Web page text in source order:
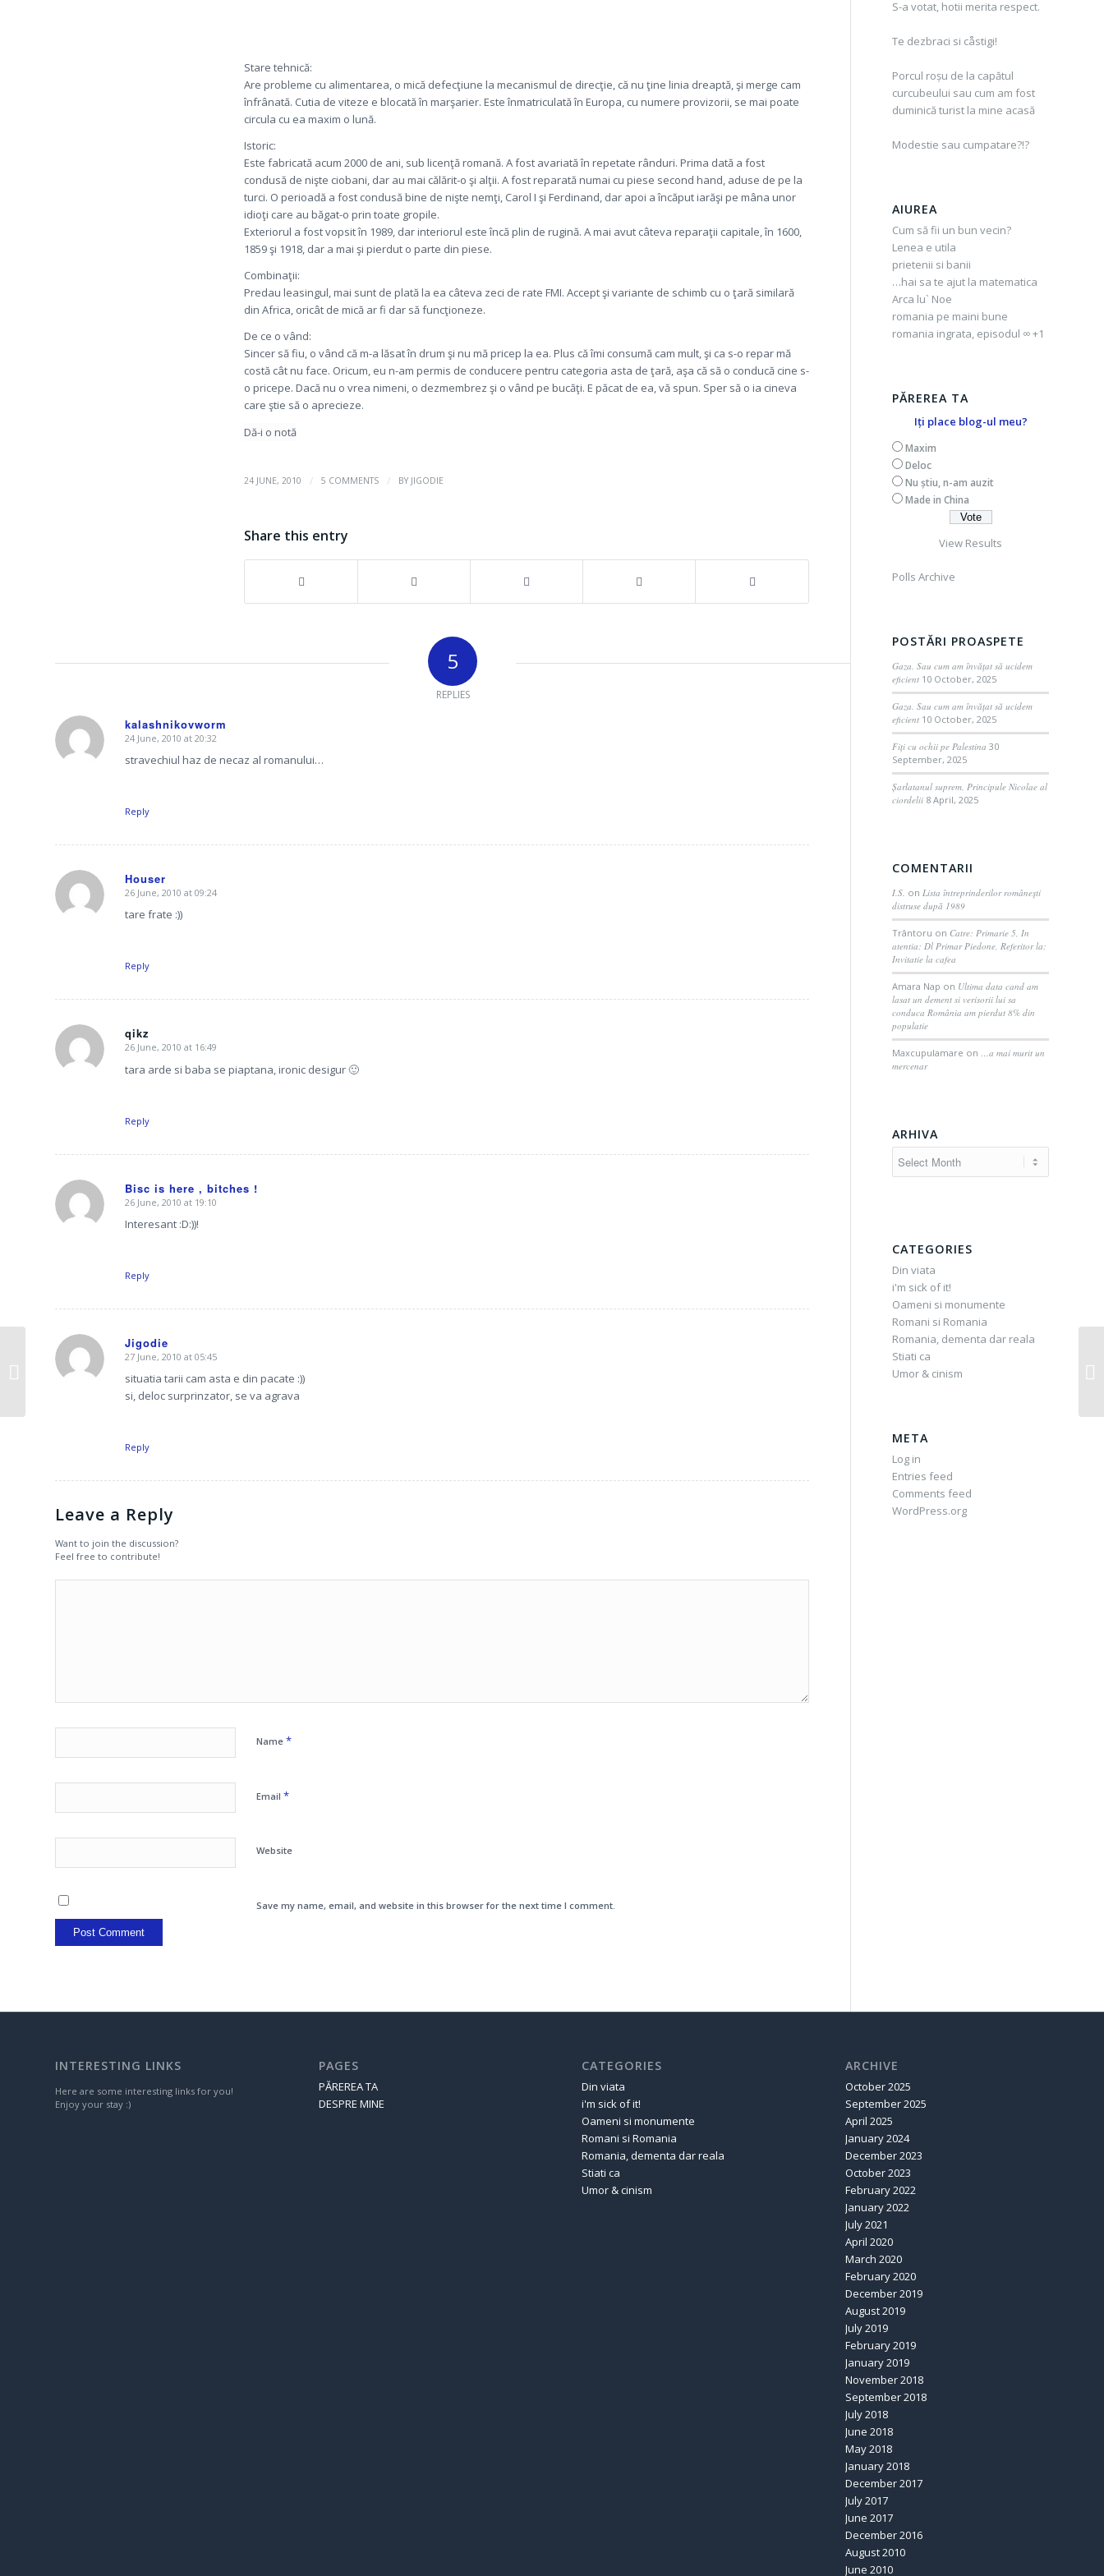
Stare tehnică:
Are probleme cu alimentarea, o mică defecţiune la mecanismul de direcţie, că nu ţine linia dreaptă, şi merge cam
înfrânată. Cutia de viteze e blocată în marşarier. Este înmatriculată în Europa, cu numere provizorii, se mai poate
circula cu ea maxim o lună.
Istoric:
Este fabricată acum 2000 de ani, sub licenţă romană. A fost avariată în repetate rânduri. Prima dată a fost
condusă de nişte ciobani, dar au mai călărit-o şi alţii. A fost reparată numai cu piese second hand, aduse de pe la
turci. O perioadă a fost condusă bine de nişte nemţi, Carol I şi Ferdinand, dar apoi a încăput iarăşi pe mâna unor
idioţi care au băgat-o prin toate gropile.
Exteriorul a fost vopsit în 1989, dar interiorul este încă plin de rugină. A mai avut câteva reparaţii capitale, în 1600,
1859 şi 1918, dar a mai şi pierdut o parte din piese.
Combinaţii:
Predau leasingul, mai sunt de plată la ea câteva zeci de rate FMI. Accept şi variante de schimb cu o ţară similară
din Africa, oricât de mică ar fi dar să funcţioneze.
De ce o vând:
Sincer să fiu, o vând că m-a lăsat în drum şi nu mă pricep la ea. Plus că îmi consumă cam mult, şi ca s-o repar mă
costă cât nu face. Oricum, eu n-am permis de conducere pentru categoria asta de ţară, aşa că să o conducă cine s-
o pricepe. Dacă nu o vrea nimeni, o dezmembrez şi o vând pe bucăţi. E păcat de ea, vă spun. Sper să o ia cineva
care ştie să o aprecieze.
Dă-i o notă
24 JUNE, 2010 / 5 COMMENTS / BY JIGODIE
Share this entry
5
REPLIES
kalashnikovworm
says:
24 June, 2010 at 20:32
stravechiul haz de necaz al romanului…
Reply
Houser
says:
26 June, 2010 at 09:24
tare frate :))
Reply
qikz
says:
26 June, 2010 at 16:49
tara arde si baba se piaptana, ironic desigur 🙂
Reply
Bisc is here , bitches !
says:
26 June, 2010 at 19:10
Interesant :D:))!
Reply
Jigodie
says:
27 June, 2010 at 05:45
situatia tarii cam asta e din pacate :))
si, deloc surprinzator, se va agrava
Reply
Leave a Reply
Want to join the discussion?
Feel free to contribute!
Name *
Email *
Website
Save my name, email, and website in this browser for the next time I comment.
S-a votat, hotii merita respect.
Te dezbraci si cåstigi!
Porcul roșu de la capătul
curcubeului sau cum am fost
duminică turist la mine acasă
Modestie sau cumpatare?!?
AIUREA
Cum să fii un bun vecin?
Lenea e utila
prietenii si banii
…hai sa te ajut la matematica
Arca lu` Noe
romania pe maini bune
romania ingrata, episodul ∞ +1
PĂREREA TA
Iți place blog-ul meu?
Maxim
Deloc
Nu știu, n-am auzit
Made in China
View Results
Polls Archive
POSTĂRI PROASPETE
Gaza. Sau cum am învățat să ucidem
eficient 10 October, 2025
Gaza. Sau cum am învățat să ucidem
eficient 10 October, 2025
Fiți cu ochii pe Palestina 30
September, 2025
Șarlatanul suprem, Principule Nicolae al
ciordelii 8 April, 2025
COMENTARII
I.S. on Lista întreprinderilor româneşti
distruse după 1989
Trântoru on Catre: Primarie 5, In
atentia: Dl Primar Piedone, Referitor la:
Invitatie la cafea
Amara Nap on Ultima data cand am
lasat un dement si verisorii lui sa
conduca România am pierdut 8% din
populatie
Maxcupulamare on …a mai murit un
mercenar
ARHIVA
CATEGORIES
Din viata
i'm sick of it!
Oameni si monumente
Romani si Romania
Romania, dementa dar reala
Stiati ca
Umor & cinism
META
Log in
Entries feed
Comments feed
WordPress.org
INTERESTING LINKS
Here are some interesting links for you!
Enjoy your stay :)
PAGES
PĂREREA TA
DESPRE MINE
CATEGORIES
Din viata
i'm sick of it!
Oameni si monumente
Romani si Romania
Romania, dementa dar reala
Stiati ca
Umor & cinism
ARCHIVE
October 2025
September 2025
April 2025
January 2024
December 2023
October 2023
February 2022
January 2022
July 2021
April 2020
March 2020
February 2020
December 2019
August 2019
July 2019
February 2019
January 2019
November 2018
September 2018
July 2018
June 2018
May 2018
January 2018
December 2017
July 2017
June 2017
December 2016
August 2010
June 2010
Lista ruşinii – Groparii
Romaniei